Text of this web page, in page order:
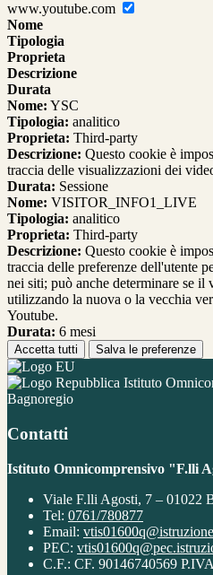
www.youtube.com
Nome
Tipologia
Proprieta
Descrizione
Durata
Nome: YSC
Tipologia: analitico
Proprieta: Third-party
Descrizione: Questo cookie è
traccia delle visualizzazioni dei
Durata: Sessione
Nome: VISITOR_INFO1_LIVE
Tipologia: analitico
Proprieta: Third-party
Descrizione: Questo cookie è
traccia delle preferenze dell'utente
nei siti; può anche determinare se il
utilizzando la nuova o la vecchia
Youtube.
Durata: 6 mesi
Accetta tutti Salva le preferenze
Istituto
Bagnoregio
Contatti
Istituto Omnicomprensivo "F.lli
Viale F.lli Agosti, 7 – 01022
Tel: 0761/780877
Email:
PEC:
C.F.: CF. 90146740569